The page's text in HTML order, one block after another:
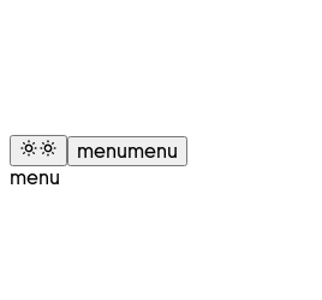
menumenu
menu